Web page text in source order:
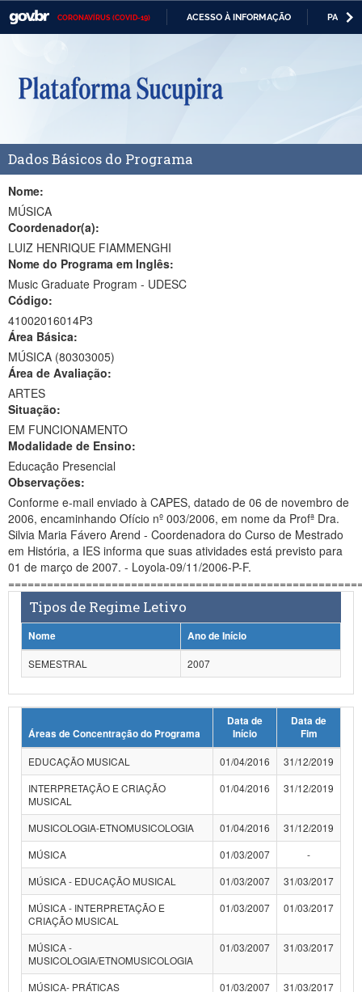
CORONAVÍRUS (COVID-19) ACESSO À INFORMAÇÃO
Casa Civil
Ministério da Defesa
Ministério da Economia
Ministério da Infraestrutura
Ministério da Educação
Ministério da Cidadania
Ministério da Saúde
Ministério de Minas e Energia
Ministério da Ciência, Tecnologia, Inovações e Comunicações
Ministério do Meio Ambiente
Ministério do Turismo
Ministério do Desenvolvimento Regional
Secretaria-Geral
Secretaria de Governo
Gabinete de Segurança Institucional
Banco Central do Brasil
Planalto
Dados Básicos do Programa
Nome:
MÚSICA
Coordenador(a):
LUIZ HENRIQUE FIAMMENGHI
Nome do Programa em Inglês:
Music Graduate Program - UDESC
Código:
41002016014P3
Área Básica:
MÚSICA (80303005)
Área de Avaliação:
ARTES
Situação:
EM FUNCIONAMENTO
Modalidade de Ensino:
Educação Presencial
Observações:
Conforme e-mail enviado à CAPES, datado de 06 de novembro de
2006, encaminhando Ofício nº 003/2006, em nome da Profª Dra.
Silvia Maria Fávero Arend - Coordenadora do Curso de Mestrado
em História, a IES informa que suas atividades está previsto para
01 de março de 2007. - Loyola-09/11/2006-P-F.
Tipos de Regime Letivo
Nome
Ano de Início
SEMESTRAL
2007
Áreas de Concentração do Programa
Data de
Início
Data de
Fim
EDUCAÇÃO MUSICAL
01/04/2016
31/12/2019
INTERPRETAÇÃO E CRIAÇÃO
MUSICAL
01/04/2016 31/12/2019
MUSICOLOGIA-ETNOMUSICOLOGIA 01/04/2016
31/12/2019
MÚSICA
01/03/2007
-
MÚSICA - EDUCAÇÃO MUSICAL
01/03/2007
31/03/2017
MÚSICA - INTERPRETAÇÃO E
CRIAÇÃO MUSICAL
01/03/2007 01/03/2017
MÚSICA -
MUSICOLOGIA/ETNOMUSICOLOGIA
01/03/2007 31/03/2017
MÚSICA- PRÁTICAS
01/03/2007 31/03/2017